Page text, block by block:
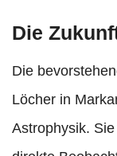
Die
Die
Löcher in
Astrophysik.